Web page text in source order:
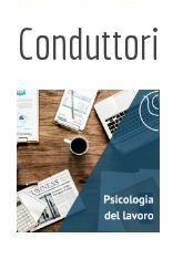
Conduttori